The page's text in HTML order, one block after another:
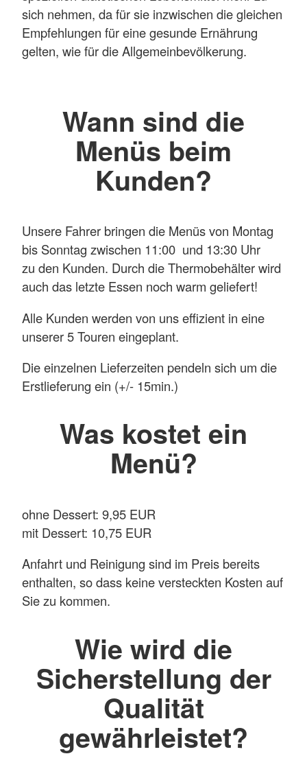
sich nehmen, da für sie inzwischen die gleichen
Empfehlungen für eine gesunde Ernährung
gelten, wie für die Allgemeinbevölkerung.
Wann sind die
Menüs beim
Kunden?
Unsere Fahrer bringen die Menüs von Montag
bis Sonntag zwischen 11:00 und 13:30 Uhr
zu den Kunden. Durch die Thermobehälter wird
auch das letzte Essen noch warm geliefert!
Alle Kunden werden von uns effizient in eine
unserer 5 Touren eingeplant.
Die einzelnen Lieferzeiten pendeln sich um die
Erstlieferung ein (+/- 15min.)
Was kostet ein
Menü?
ohne Dessert: 9,95 EUR
mit Dessert: 10,75 EUR
Anfahrt und Reinigung sind im Preis bereits
enthalten, so dass keine versteckten Kosten auf
Sie zu kommen.
Wie wird die
Sicherstellung der
Qualität
gewährleistet?